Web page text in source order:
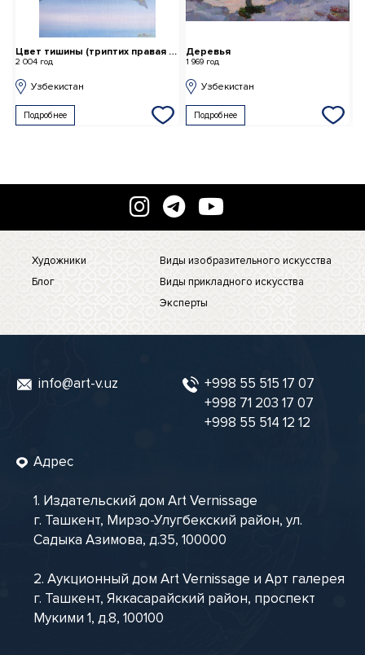
Цвет тишины (триптих правая часть)
2 004 год
Узбекистан
Подробнее
Деревья
1 969 год
Узбекистан
Подробнее
Художники
Блог
Виды изобразительного искусства
Виды прикладного искусства
Эксперты
info@art-v.uz
+998 55 515 17 07
+998 71 203 17 07
+998 55 514 12 12
Адрес
1. Издательский дом Art Vernissage
г. Ташкент, Мирзо-Улугбекский район, ул.
Садыка Азимова, д.35, 100000
2. Аукционный дом Art Vernissage и Арт галерея
г. Ташкент, Яккасарайский район, проспект
Мукими 1, д.8, 100100